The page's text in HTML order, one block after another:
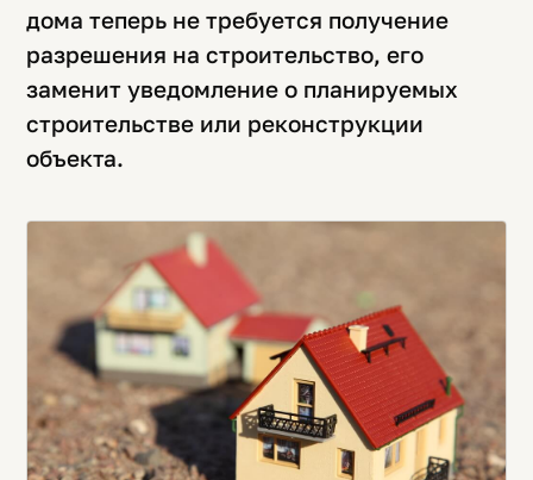
дома теперь не требуется получение
разрешения на строительство, его
заменит уведомление о планируемых
строительстве или реконструкции
объекта.